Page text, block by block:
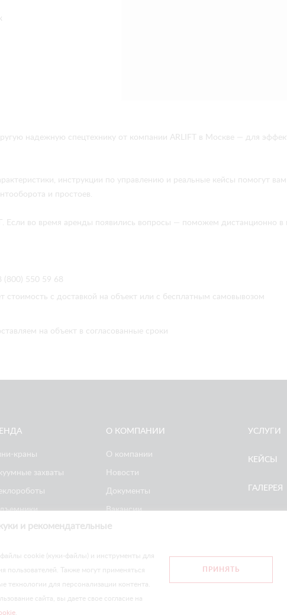
надежную спецтехнику от компании ARLIFT в Москве — для
инструкции по управлению и реальные кейсы помогут
и простоев.
Если во время аренды появились вопросы — поможем дистанционно
(800) 550 59 68
стоимость с доставкой на объект или с бесплатным самовывозом
на объект в согласованные сроки
краны
захваты
О КОМПАНИИ
О компании
Новости
Документы
Вакансии
Реквизиты
конфиденциальности
УСЛУГИ
КЕЙСЫ
ГАЛЕРЕЯ
информационный характер и не являются публичной офертой.
и рекомендательные
файлы cookie (куки-файлы) и инструменты для
пользователей. Также могут применяться
технологии для персонализации контента.
сайта, вы даете свое согласие на
ПРИНЯТЬ